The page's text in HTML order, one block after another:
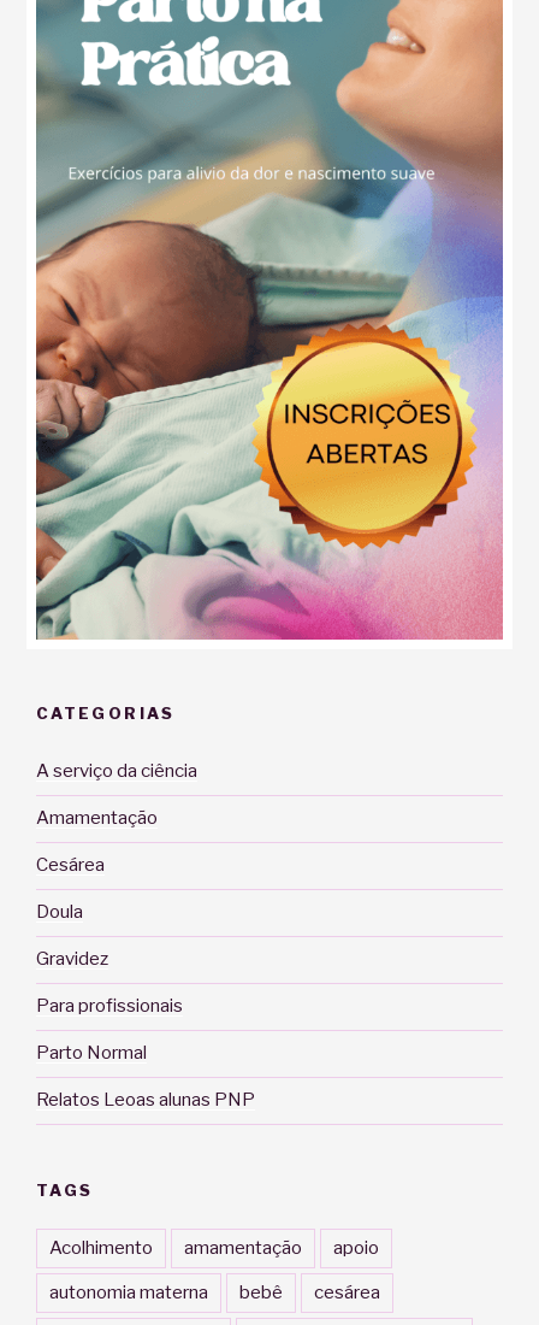
CATEGORIAS
A serviço da ciência
Amamentação
Cesárea
Doula
Gravidez
Para profissionais
Parto Normal
Relatos Leoas alunas PNP
TAGS
Acolhimento amamentação apoio
autonomia materna bebê cesárea